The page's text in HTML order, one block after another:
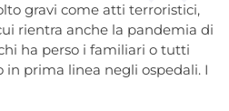
gravi come atti terroristici,
rientra anche la pandemia di
ha perso i familiari o tutti
in prima linea negli ospedali. I